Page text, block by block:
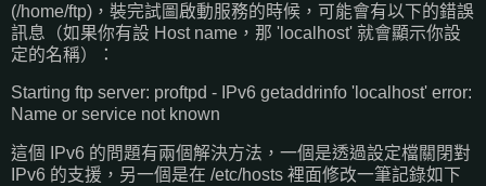
(/home/ftp)，裝完試圖啟動服務的時候，可能會有以下的錯誤
訊息（如果你有設 Host name，那 'localhost' 就會顯示你設
定的名稱）：
Starting ftp server: proftpd - IPv6 getaddrinfo 'localhost' error:
Name or service not known
這個 IPv6 的問題有兩個解決方法，一個是透過設定檔關閉對
IPv6 的支援，另一個是在 /etc/hosts 裡面修改一筆記錄如下